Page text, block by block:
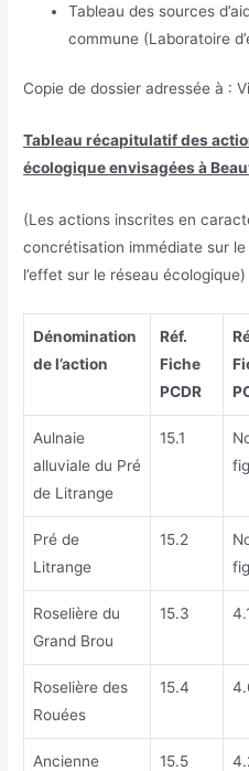
Tableau des sources
commune (Laboratoire
Copie de dossier adressée à :
Tableau récapitulatif des
écologique envisagées à
(Les actions inscrites en
concrétisation immédiate sur
l’effet sur le réseau écologique)
Dénomination
de l’action
Réf.
Fiche
PCDR
Aulnaie
alluviale du Pré
de Litrange
15.1
Pré de
Litrange
15.2
Roselière du
Grand Brou
15.3
Roselière des
Rouées
15.4
Ancienne
15.5